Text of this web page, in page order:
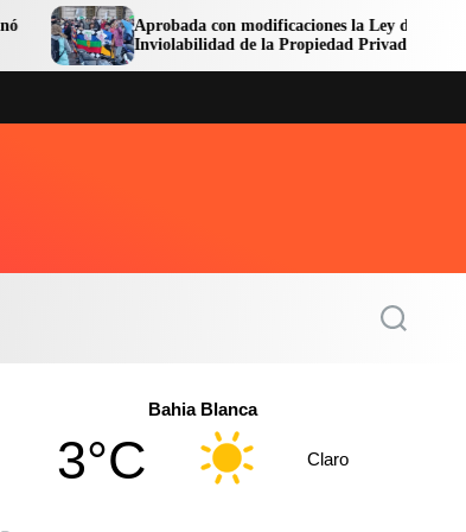
Aprobada con modificaciones la Ley de
Inviolabilidad de la Propiedad Privada
S
Bahia Blanca
3°C Claro